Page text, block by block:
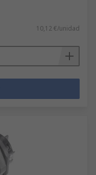
10,12 €/unidad